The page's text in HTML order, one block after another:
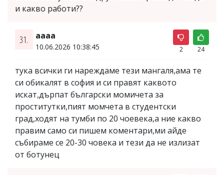
и какво работи??
31. aaaa
10.06.2026 10:38:45 2 24
тука всички ги нареждаме тези мангаля,ама те
си обикалят в софия и си правят каквото
искат,дърпат български момичета за
проститутки,пият момчета в студентски
град,ходят на тумби по 20 чоевека,а ние какво
правим само си пишем коментари,ми айде
събираме се 20-30 човека и тези да не излизат
от ботунец